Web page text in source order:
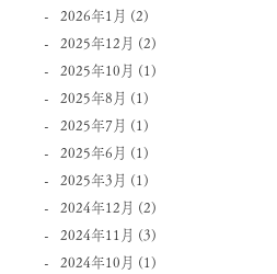
2026年1月 (2)
2025年12月 (2)
2025年10月 (1)
2025年8月 (1)
2025年7月 (1)
2025年6月 (1)
2025年3月 (1)
2024年12月 (2)
2024年11月 (3)
2024年10月 (1)